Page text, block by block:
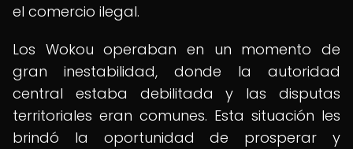
el comercio ilegal.
Los Wokou operaban en un momento de
gran inestabilidad, donde la autoridad
central estaba debilitada y las disputas
territoriales eran comunes. Esta situación les
brindó la oportunidad de prosperar y